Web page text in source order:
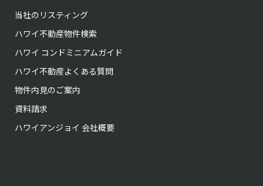
当社のリスティング
ハワイ不動産物件検索
ハワイ コンドミニアムガイド
ハワイ不動産よくある質問
物件内見のご案内
資料請求
ハワイアンジョイ 会社概要